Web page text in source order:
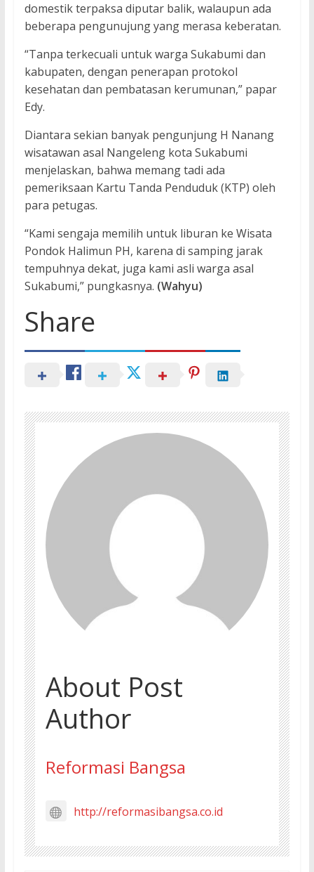
domestik terpaksa diputar balik, walaupun ada
beberapa pengunujung yang merasa keberatan.
“Tanpa terkecuali untuk warga Sukabumi dan
kabupaten, dengan penerapan protokol
kesehatan dan pembatasan kerumunan,” papar
Edy.
Diantara sekian banyak pengunjung H Nanang
wisatawan asal Nangeleng kota Sukabumi
menjelaskan, bahwa memang tadi ada
pemeriksaan Kartu Tanda Penduduk (KTP) oleh
para petugas.
“Kami sengaja memilih untuk liburan ke Wisata
Pondok Halimun PH, karena di samping jarak
tempuhnya dekat, juga kami asli warga asal
Sukabumi,” pungkasnya. (Wahyu)
Share
About Post
Author
Reformasi Bangsa
http://reformasibangsa.co.id